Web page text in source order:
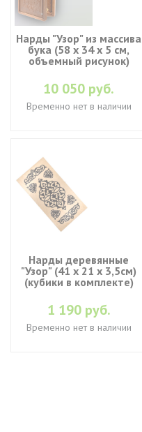
Нарды "Узор" из массива
бука (58 x 34 x 5 см,
объемный рисунок)
10 050 руб.
Временно нет в наличии
Нарды деревянные
"Узор" (41 x 21 х 3,5см)
(кубики в комплекте)
1 190 руб.
Временно нет в наличии